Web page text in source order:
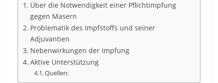
Über die Notwendigkeit einer Pflichtimpfung
gegen Masern
Problematik des Impfstoffs und seiner
Adjuvantien
Nebenwirkungen der Impfung
Aktive Unterstützung
Quellen: